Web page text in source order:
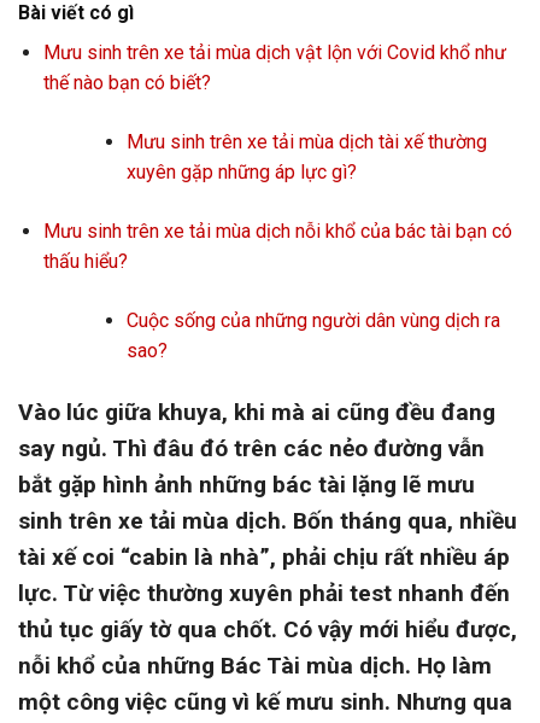
Bài viết có gì
Mưu sinh trên xe tải mùa dịch vật lộn với Covid khổ như
thế nào bạn có biết?
Mưu sinh trên xe tải mùa dịch tài xế thường
xuyên gặp những áp lực gì?
Mưu sinh trên xe tải mùa dịch nỗi khổ của bác tài bạn có
thấu hiểu?
Cuộc sống của những người dân vùng dịch ra
sao?
Vào lúc giữa khuya, khi mà ai cũng đều đang
say ngủ. Thì đâu đó trên các nẻo đường vẫn
bắt gặp hình ảnh những bác tài lặng lẽ mưu
sinh trên xe tải mùa dịch. Bốn tháng qua, nhiều
tài xế coi “cabin là nhà”, phải chịu rất nhiều áp
lực. Từ việc thường xuyên phải test nhanh đến
thủ tục giấy tờ qua chốt. Có vậy mới hiểu được,
nỗi khổ của những Bác Tài mùa dịch. Họ làm
một công việc cũng vì kế mưu sinh. Nhưng qua